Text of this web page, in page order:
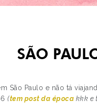
SÃO
São Paulo e não tá
(tem post da época kkk e